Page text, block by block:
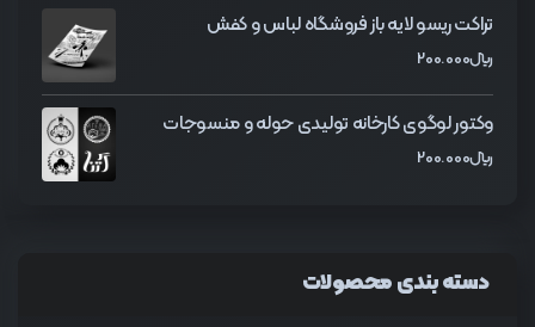
تراکت ریسو لایه باز فروشگاه لباس و کفش
﷼200.000
وکتور لوگوی کارخانه تولیدی حوله و منسوجات
﷼200.000
دسته بندی محصولات